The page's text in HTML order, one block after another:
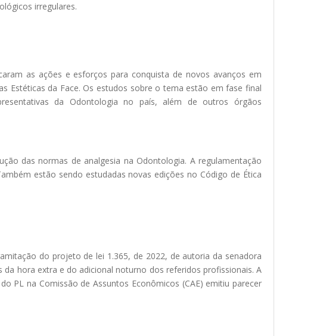
irregulares.
as ações e esforços para conquista de novos avanços em
Estéticas da Face. Os estudos sobre o tema estão em fase final
da Odontologia no país, além de outros órgãos
das normas de analgesia na Odontologia. A regulamentação
estão sendo estudadas novas edições no Código de Ética
do projeto de lei 1.365, de 2022, de autoria da senadora
hora extra e do adicional noturno dos referidos profissionais. A
PL na Comissão de Assuntos Econômicos (CAE) emitiu parecer